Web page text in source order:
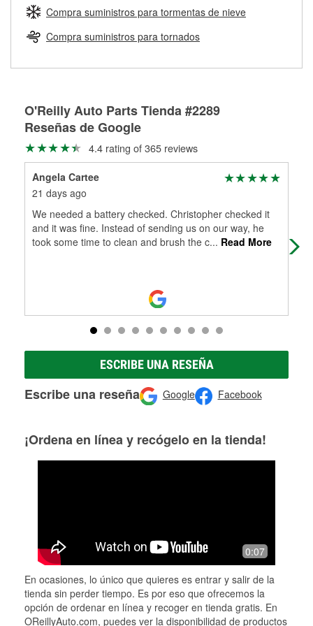
Más información sobre el Programa de Préstamo de
Herramientas de O'Reilly
medirán tus tambores o discos para determinar si pueden
ser rectificados con seguridad. Si tus tambores o discos no
pueden ser reutilizados, podemos ayudarte a encontrar las
partes de reemplazo correctas para tu reparación.
Rectificación de tambores y discos de freno
Compra suministros para tormentas de nieve
Compra suministros para tornados
O'Reilly Auto Parts Tienda #2289
Reseñas de Google
4.4 rating of 365 reviews
Angela Cartee
21 days ago
We needed a battery checked. Christopher checked it
and it was fine. Instead of sending us on our way, he
took some time to clean and brush the c... Read More
ESCRIBE UNA RESEÑA
Escribe una reseña Google Facebook
¡Ordena en línea y recógelo en la tienda!
0:07
En ocasiones, lo único que quieres es entrar y salir de la
tienda sin perder tiempo. Es por eso que ofrecemos la
opción de ordenar en línea y recoger en tienda gratis. En
OReillyAuto.com, puedes ver la disponibilidad de productos